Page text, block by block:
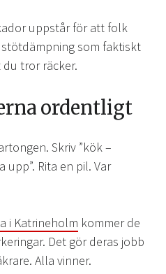
uppstår för att folk
som faktiskt
tror räcker.
ordentligt
Skriv ”kök –
Rita en pil. Var
i Katrineholm kommer de
Det gör deras jobb
Alla vinner.